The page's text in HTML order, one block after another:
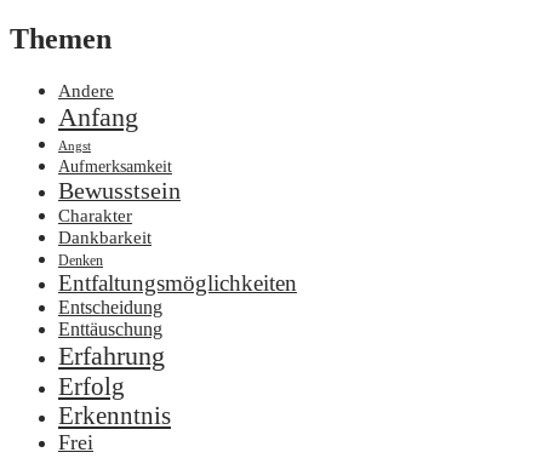
Themen
Andere
Anfang
Angst
Aufmerksamkeit
Bewusstsein
Charakter
Dankbarkeit
Denken
Entfaltungsmöglichkeiten
Entscheidung
Enttäuschung
Erfahrung
Erfolg
Erkenntnis
Frei